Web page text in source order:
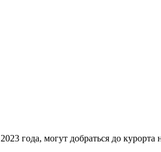
года, могут добраться до курорта